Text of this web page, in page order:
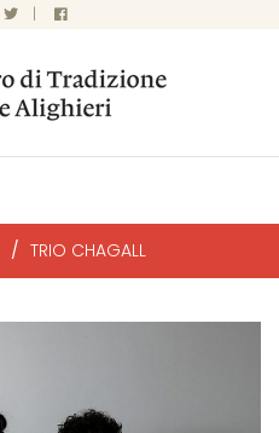
|
/ TRIO CHAGALL